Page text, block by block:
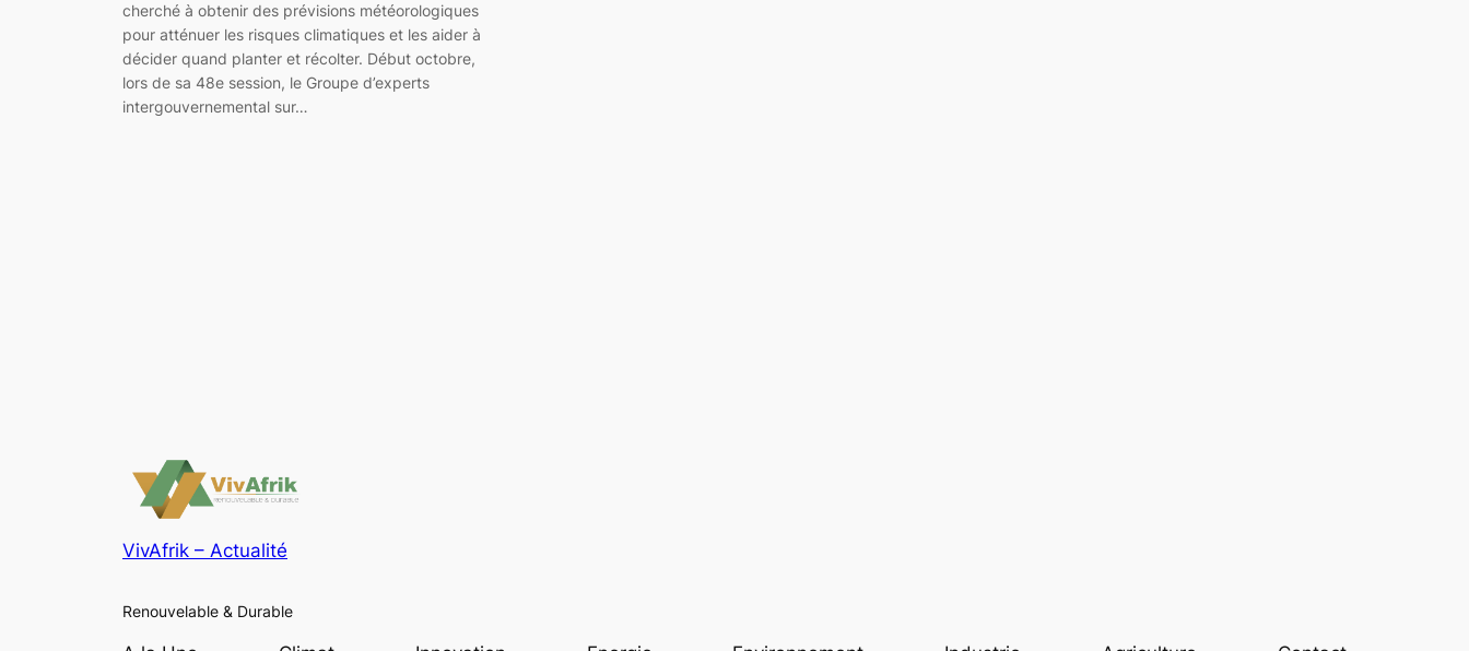
cherché à obtenir des prévisions météorologiques
pour atténuer les risques climatiques et les aider à
décider quand planter et récolter. Début octobre,
lors de sa 48e session, le Groupe d’experts
intergouvernemental sur…
VivAfrik – Actualité
Renouvelable & Durable